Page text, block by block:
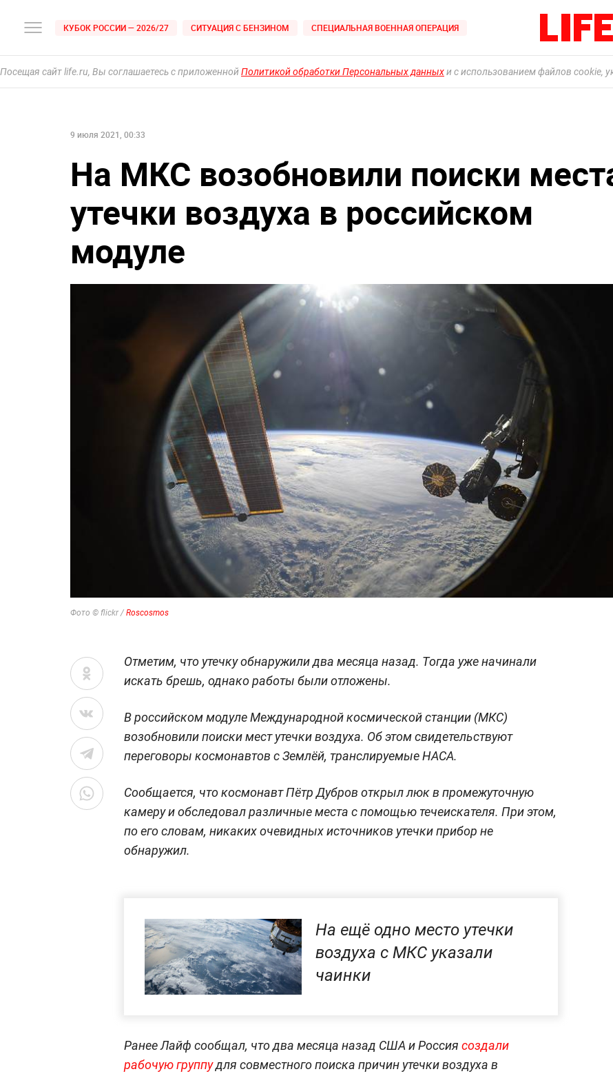
КУБОК РОССИИ — 2026/27 СИТУАЦИЯ С БЕНЗИНОМ СПЕЦИАЛЬНАЯ ВОЕННАЯ ОПЕРАЦИЯ
Посещая сайт life.ru, Вы соглашаетесь с приложеннойПолитикой обработки Персональных данныхи с использованием файлов cookie,
9 июля 2021, 00:33
На МКС возобновили поиски
утечки воздуха в российском
модуле
Фото © flickr / Roscosmos
Отметим, что утечку обнаружили два месяца назад. Тогда уже начинали
искать брешь, однако работы были отложены.
В российском модуле Международной космической станции (МКС)
возобновили поиски мест утечки воздуха. Об этом свидетельствуют
переговоры космонавтов с Землёй, транслируемые НАСА.
Сообщается, что космонавт Пётр Дубров открыл люк в промежуточную
камеру и обследовал различные места с помощью течеискателя. При этом,
по его словам, никаких очевидных источников утечки прибор не
обнаружил.
На ещё одно место утечки
воздуха с МКС указали
чаинки
Ранее Лайф сообщал, что два месяца назад США и Россия создали
рабочую группудля совместного поиска причин утечки воздуха в